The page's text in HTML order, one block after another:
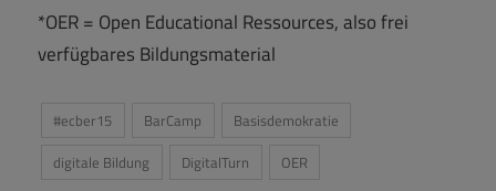
*OER = Open Educational Ressources, also frei
verfügbares Bildungsmaterial
#ecber15 BarCamp
Basisdemokratie
digitale Bildung
DigitalTurn OER